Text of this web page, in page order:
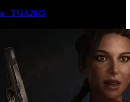
- TGA2025